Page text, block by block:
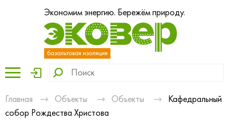
Экономим энергию. Бережём природу.
Главная Объекты Объекты
Кафедральный
собор Рождества Христова